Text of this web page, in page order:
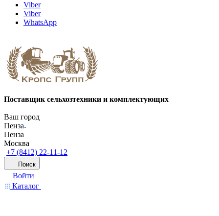
Viber
Viber
WhatsApp
Поставщик сельхозтехники и комплектующих
Ваш город
Пенза
Пенза
Москва
+7 (8412) 22-11-12
Поиск
Войти
Каталог